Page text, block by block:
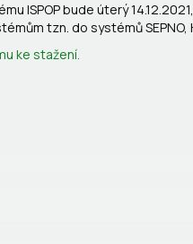
ISPOP bude úterý
tzn. do systémů SEPNO,
ke stažení.